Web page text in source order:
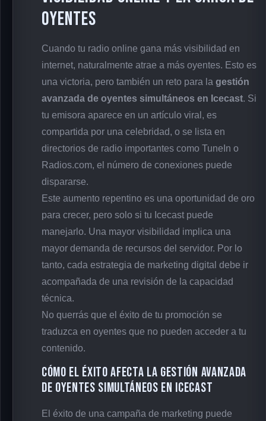
Oyentes
Cuando tu radio online gana más visibilidad en
internet, naturalmente atrae a más oyentes. Esto es
una victoria, pero también un reto para la gestión
avanzada de oyentes simultáneos en Icecast. Si
tu emisora aparece en un artículo viral, es
compartida por una celebridad, o se lista en
directorios de radio importantes como TuneIn o
Radios.com, el número de conexiones puede
dispararse.
Este aumento repentino es una oportunidad de oro
para crecer, pero solo si tu Icecast puede
manejarlo. Una mayor visibilidad implica una
mayor demanda de recursos del servidor. Por lo
tanto, cada estrategia de marketing digital debe ir
acompañada de una revisión de la capacidad
técnica.
No querrás que el éxito de tu promoción se
traduzca en oyentes que no pueden acceder a tu
contenido.
Cómo el Éxito Afecta la Gestión Avanzada
de Oyentes Simultáneos en Icecast
El éxito de una campaña de marketing puede